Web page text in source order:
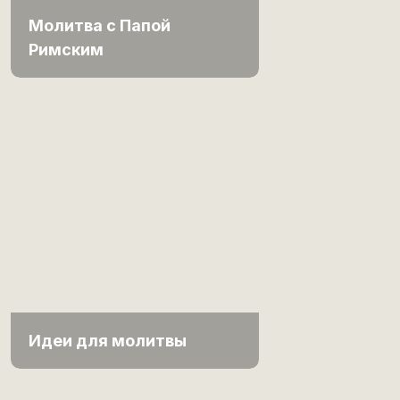
Молитва с Папой
Римским
Идеи для молитвы